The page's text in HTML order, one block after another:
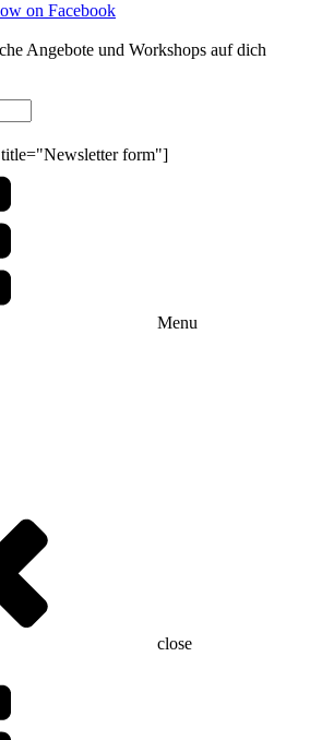
on Facebook
Angebote und Workshops auf dich
form"]
Menu
close